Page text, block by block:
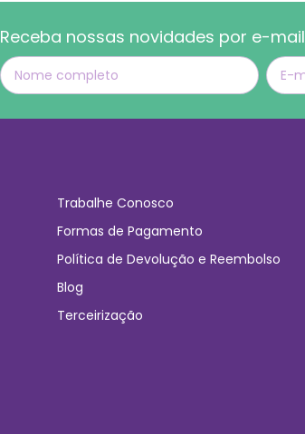
Receba nossas novidades por e-mail
Trabalhe Conosco
Formas de Pagamento
Política de Devolução e Reembolso
Blog
Terceirização